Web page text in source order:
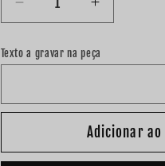
Diminuir
a
quantidade
de
fio
corações
Aumentar
a
quantidade
de
fio
brincos
corações
Texto a gravar na peça
Adicionar